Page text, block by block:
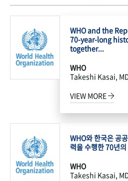
WHO and the
70-year-long
together...
WHO
Takeshi Kasai,
VIEW MORE
WHO와 한국은 공
력을 수행한 70년
WHO
Takeshi Kasai,